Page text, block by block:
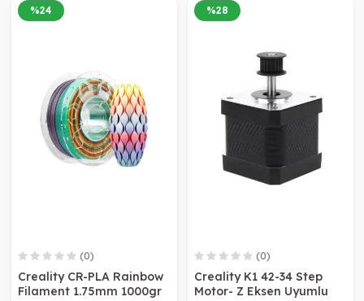
%24
(0)
Creality CR-PLA Rainbow
Filament 1.75mm 1000gr
%28
(0)
Creality K1 42-34 Step
Motor- Z Eksen Uyumlu